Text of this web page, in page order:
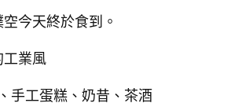
今天終於食到。
工業風
手工蛋糕、奶昔、茶酒